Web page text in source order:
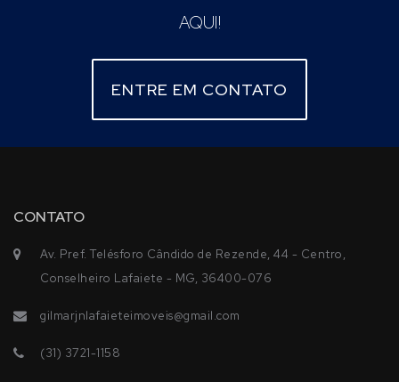
AQUI!
ENTRE EM CONTATO
CONTATO
Av. Pref. Telésforo Cândido de Rezende, 44 - Centro,
Conselheiro Lafaiete - MG, 36400-076
gilmarjnlafaieteimoveis@gmail.com
(31) 3721-1158